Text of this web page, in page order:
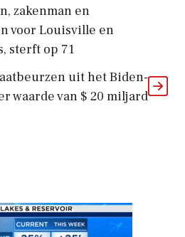
zakenman en
voor Louisville en
sterft op 71
uit het Biden-
waarde van $ 20 miljard